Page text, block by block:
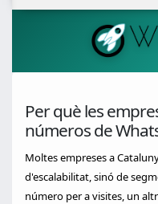
Per què les
números de
Moltes empreses a
d'escalabilitat, sinó de
número per a visites, un